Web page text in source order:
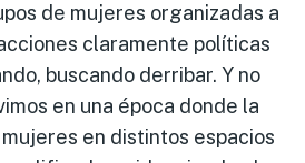
de mujeres organizadas a
claramente políticas
buscando derribar. Y no
en una época donde la
en distintos espacios